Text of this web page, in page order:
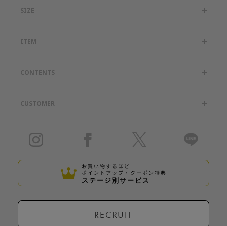
SIZE
ITEM
CONTENTS
CUSTOMER
お買い物するほど
ポイントアップ・クーポン特典
ステージ別サービス
RECRUIT